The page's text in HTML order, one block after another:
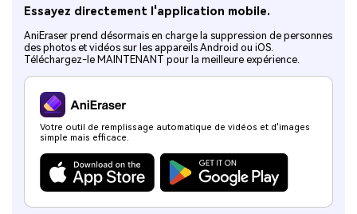
Éducation
Toutes les Fonctionnalités >
Supprimer le texte de la vidéo
Supprimer un objet de la vidéo
Supprimer un objet de la photo
Supprimer les autocollants de la photo
Supprimer les filtres de Snapchat
Meilleurs Outils pour
Supprimer les émojis sur Android
Supprimer l'objet TikTok
Supprimer le texte de l'image
AniEraser En Ligne
Essayez directement l'application mobile.
AniEraser prend désormais en charge la suppression de personnes
des photos et vidéos sur les appareils Android ou iOS.
Téléchargez-le MAINTENANT pour la meilleure expérience.
Votre outil de remplissage automatique de vidéos et d'images
simple mais efficace.